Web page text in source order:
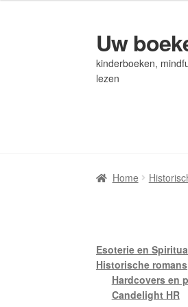
Ga
door
naar
Ga
naar
de
Uw
kinderboeken,
lezen
Home
Esoterie en
Historische romans
Hardcovers en
Candelight HR